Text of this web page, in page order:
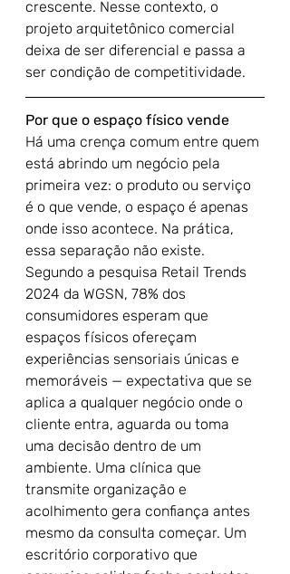
crescente. Nesse contexto, o
projeto arquitetônico comercial
deixa de ser diferencial e passa a
ser condição de competitividade.
Por que o espaço físico vende
Há uma crença comum entre quem
está abrindo um negócio pela
primeira vez: o produto ou serviço
é o que vende, o espaço é apenas
onde isso acontece. Na prática,
essa separação não existe.
Segundo a pesquisa Retail Trends
2024 da WGSN, 78% dos
consumidores esperam que
espaços físicos ofereçam
experiências sensoriais únicas e
memoráveis — expectativa que se
aplica a qualquer negócio onde o
cliente entra, aguarda ou toma
uma decisão dentro de um
ambiente. Uma clínica que
transmite organização e
acolhimento gera confiança antes
mesmo da consulta começar. Um
escritório corporativo que